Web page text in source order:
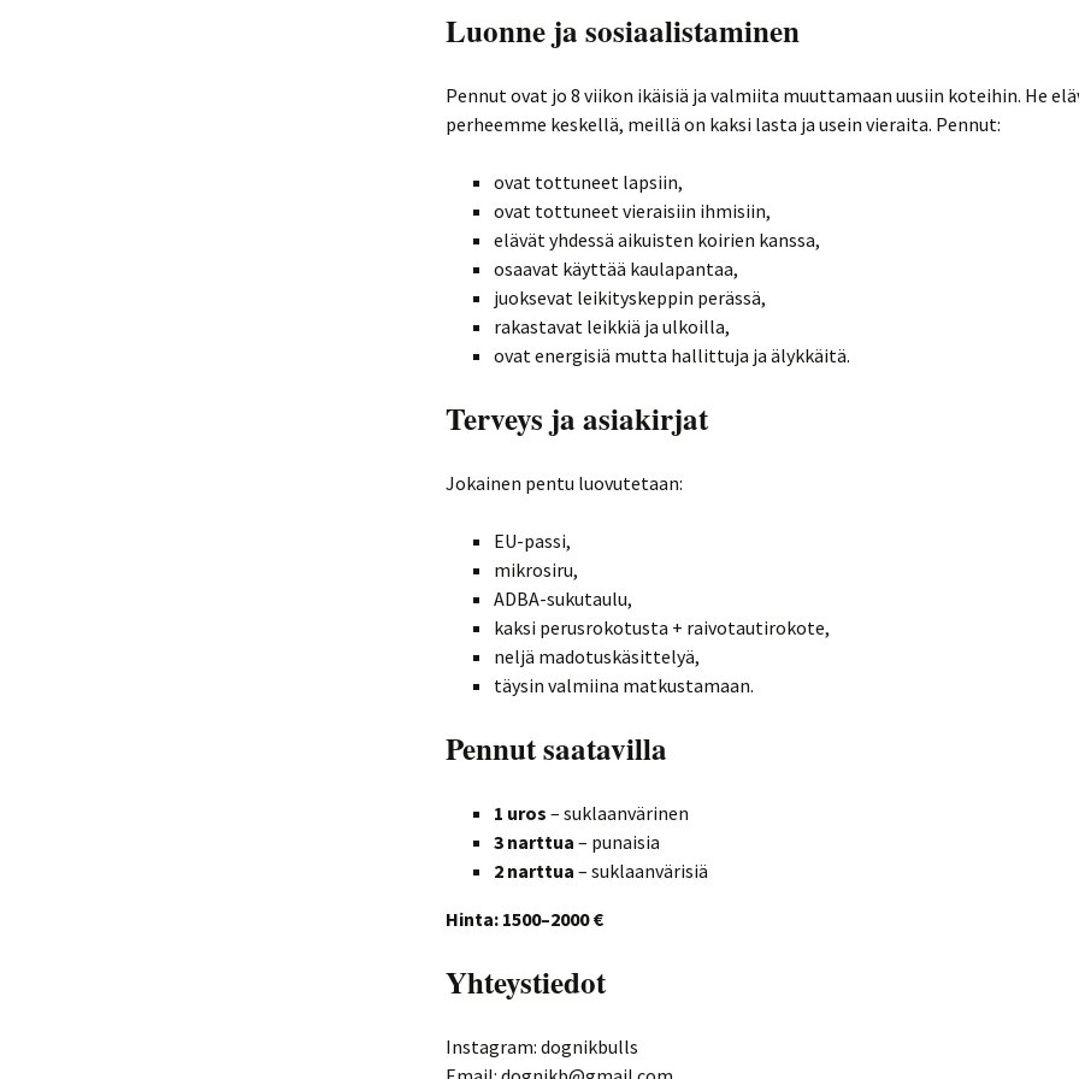
Luonne ja sosiaalistaminen
Pennut ovat jo 8 viikon ikäisiä ja valmiita muuttamaan uusiin koteihin. He
perheemme keskellä, meillä on kaksi lasta ja usein vieraita. Pennut:
ovat tottuneet lapsiin,
ovat tottuneet vieraisiin ihmisiin,
elävät yhdessä aikuisten koirien kanssa,
osaavat käyttää kaulapantaa,
juoksevat leikityskeppin perässä,
rakastavat leikkiä ja ulkoilla,
ovat energisiä mutta hallittuja ja älykkäitä.
Terveys ja asiakirjat
Jokainen pentu luovutetaan:
EU-passi,
mikrosiru,
ADBA-sukutaulu,
kaksi perusrokotusta + raivotautirokote,
neljä madotuskäsittelyä,
täysin valmiina matkustamaan.
Pennut saatavilla
1 uros – suklaanvärinen
3 narttua – punaisia
2 narttua – suklaanvärisiä
Hinta: 1500–2000 €
Yhteystiedot
Instagram: dognikbulls